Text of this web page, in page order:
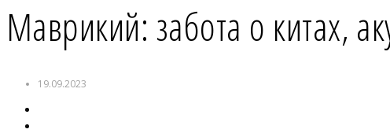
Маврикий: забота о китах,
19.09.2023